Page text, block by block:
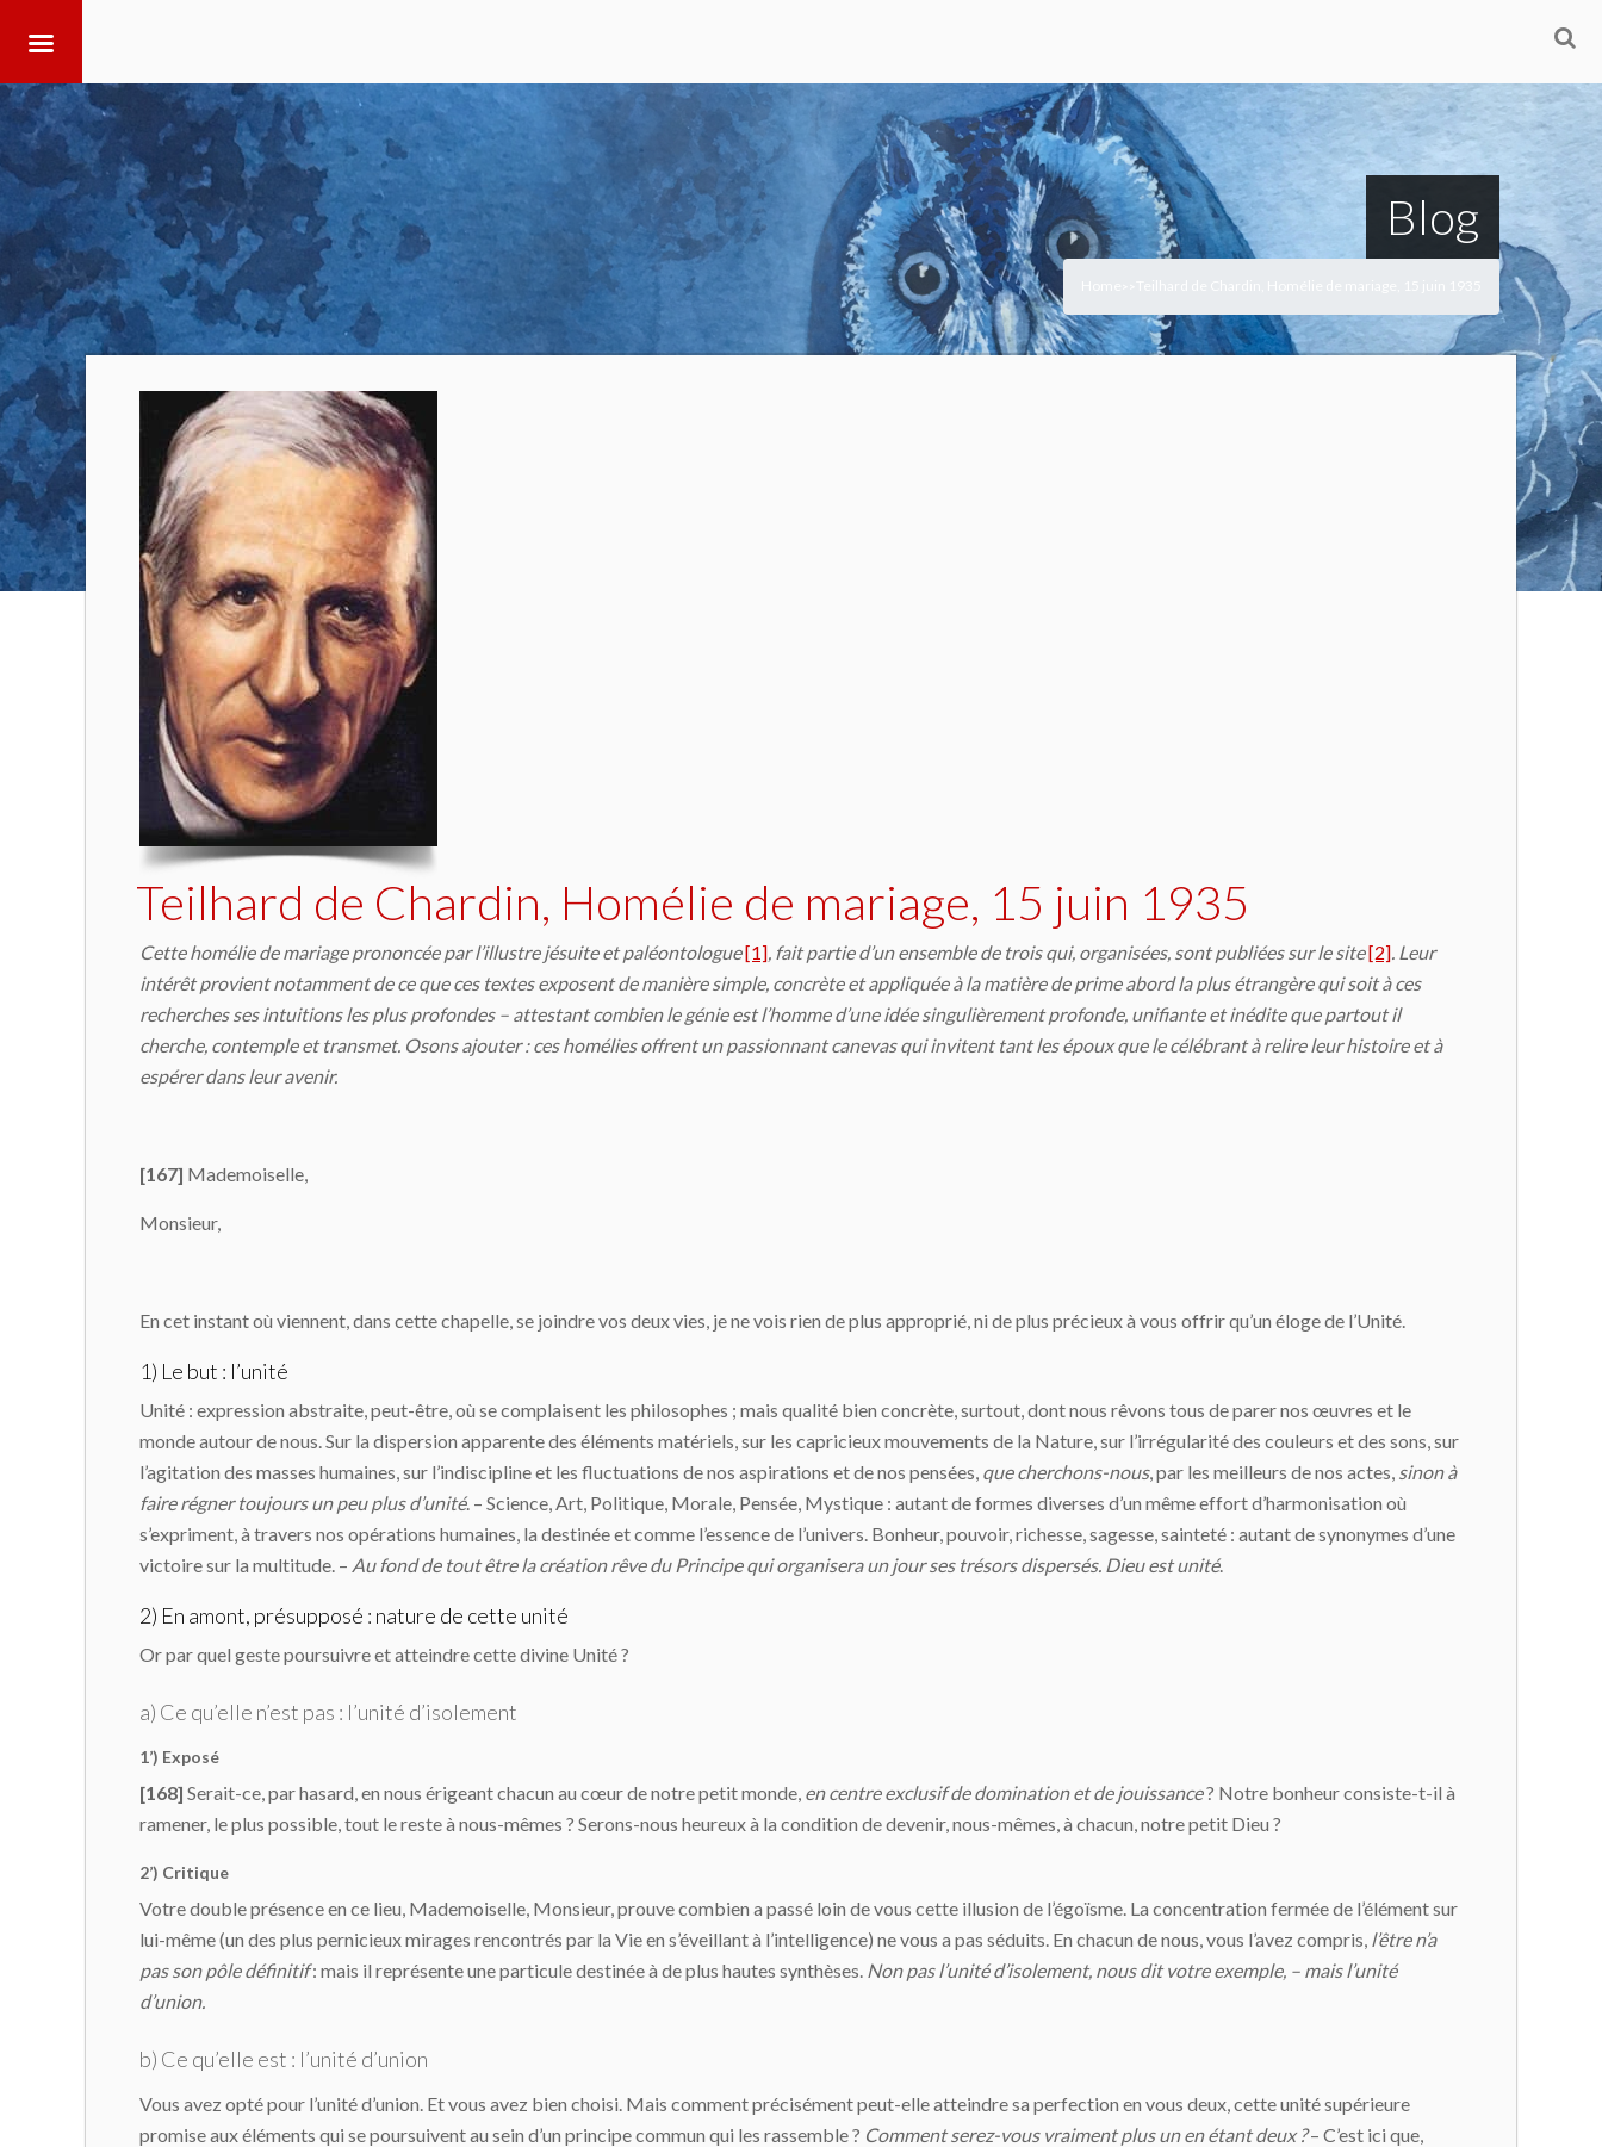
Blog
Teilhard de Chardin, Homélie de mariage, 15 juin 1935
Cette homélie de mariage prononcée par l’illustre jésuite et paléontologue[1], fait partie d’un ensemble de trois qui, organisées, sont publiées sur le site[2]. Leur
intérêt provient notamment de ce que ces textes exposent de manière simple, concrète et appliquée à la matière de prime abord la plus étrangère qui soit à ces
recherches ses intuitions les plus profondes – attestant combien le génie est l’homme d’une idée singulièrement profonde, unifiante et inédite que partout il
cherche, contemple et transmet. Osons ajouter : ces homélies offrent un passionnant canevas qui invitent tant les époux que le célébrant à relire leur histoire et à
espérer dans leur avenir.
[167] Mademoiselle,
Monsieur,
En cet instant où viennent, dans cette chapelle, se joindre vos deux vies, je ne vois rien de plus approprié, ni de plus précieux à vous offrir qu’un éloge de l’Unité.
1) Le but : l’unité
Unité : expression abstraite, peut-être, où se complaisent les philosophes ; mais qualité bien concrète, surtout, dont nous rêvons tous de parer nos œuvres et le
monde autour de nous. Sur la dispersion apparente des éléments matériels, sur les capricieux mouvements de la Nature, sur l’irrégularité des couleurs et des sons, sur
l’agitation des masses humaines, sur l’indiscipline et les fluctuations de nos aspirations et de nos pensées, que cherchons-nous, par les meilleurs de nos actes, sinon à
faire régner toujours un peu plus d’unité. – Science, Art, Politique, Morale, Pensée, Mystique : autant de formes diverses d’un même effort d’harmonisation où
s’expriment, à travers nos opérations humaines, la destinée et comme l’essence de l’univers. Bonheur, pouvoir, richesse, sagesse, sainteté : autant de synonymes d’une
victoire sur la multitude. – Au fond de tout être la création rêve du Principe qui organisera un jour ses trésors dispersés. Dieu est unité.
2) En amont, présupposé : nature de cette unité
Or par quel geste poursuivre et atteindre cette divine Unité ?
a) Ce qu’elle n’est pas : l’unité d’isolement
1’) Exposé
[168] Serait-ce, par hasard, en nous érigeant chacun au cœur de notre petit monde, en centre exclusif de domination et de jouissance? Notre bonheur consiste-t-il à
ramener, le plus possible, tout le reste à nous-mêmes ? Serons-nous heureux à la condition de devenir, nous-mêmes, à chacun, notre petit Dieu ?
2’) Critique
Votre double présence en ce lieu, Mademoiselle, Monsieur, prouve combien a passé loin de vous cette illusion de l’égoïsme. La concentration fermée de l’élément sur
lui-même (un des plus pernicieux mirages rencontrés par la Vie en s’éveillant à l’intelligence) ne vous a pas séduits. En chacun de nous, vous l’avez compris, l’être n’a
pas son pôle définitif: mais il représente une particule destinée à de plus hautes synthèses. Non pas l’unité d’isolement, nous dit votre exemple, – mais l’unité
d’union.
b) Ce qu’elle est : l’unité d’union
Vous avez opté pour l’unité d’union. Et vous avez bien choisi. Mais comment précisément peut-elle atteindre sa perfection en vous deux, cette unité supérieure
promise aux éléments qui se poursuivent au sein d’un principe commun qui les rassemble ? Comment serez-vous vraiment plus un en étant deux ?– C’est ici que,